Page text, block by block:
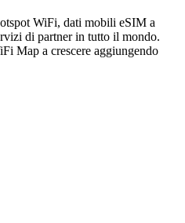
WiFi, dati mobili eSIM a
di partner in tutto il mondo.
Map a crescere aggiungendo